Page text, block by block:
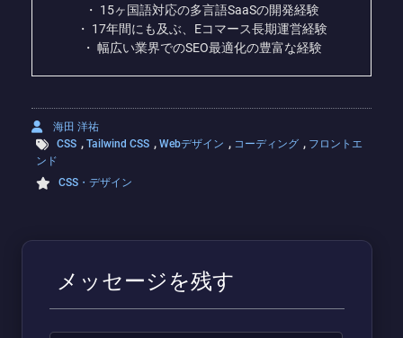
・ 15ヶ国語対応の多言語SaaSの開発経験
・ 17年間にも及ぶ、Eコマース長期運営経験
・ 幅広い業界でのSEO最適化の豊富な経験
海田 洋祐
CSS , Tailwind CSS , Webデザイン , コーディング , フロントエ
ンド
CSS・デザイン
メッセージを残す